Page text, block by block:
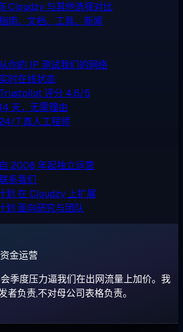
Cloudzy 与其他选择对比
南、文档、工具、新闻
从你的 IP 测试我们的网络
实时在线状态
Trustpilot 评分 4.6/5
天，无需理由
24/7 真人工程师
自 2008 年起独立运营
系我们
划 在 Cloudzy 上扩展
划 面向研究与团队
金运营
季度压力逼我们在出网流量上加价。我
者负责,不对母公司表格负责。